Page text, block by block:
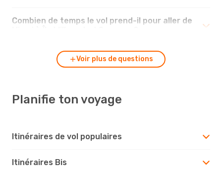
Combien de temps le vol prend-il pour aller de
Voir plus de questions
Planifie ton voyage
Itinéraires de vol populaires
Itinéraires Bis